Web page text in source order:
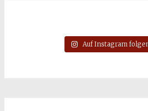
Auf Instagram